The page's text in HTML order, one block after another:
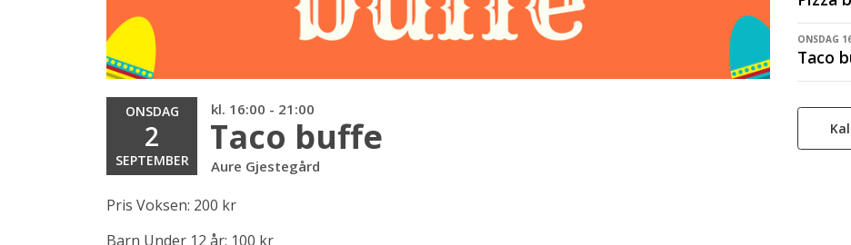
ONSDAG
2
SEPTEMBER
kl. 16:00 - 21:00
Taco buffe
Aure Gjestegård
Pris Voksen: 200 kr
Barn Under 12 år: 100 kr
ONSDAG
Taco